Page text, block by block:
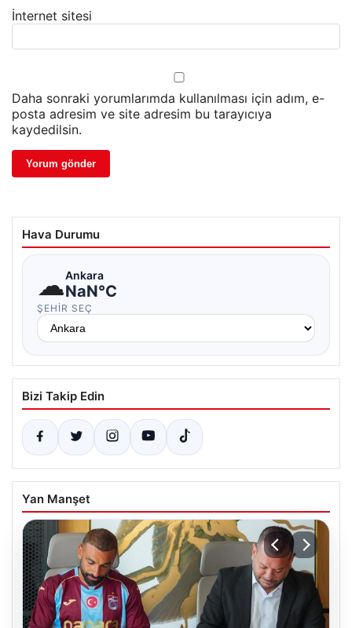
İnternet sitesi
Daha sonraki yorumlarımda kullanılması için adım, e-
posta adresim ve site adresim bu tarayıcıya
kaydedilsin.
Hava Durumu
☁Ankara
NaN°C
ŞEHIR SEÇ
Bizi Takip Edin
Yan Manşet